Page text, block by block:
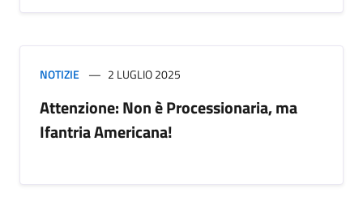
NOTIZIE 2 LUGLIO 2025
Attenzione: Non è Processionaria, ma
Ifantria Americana!